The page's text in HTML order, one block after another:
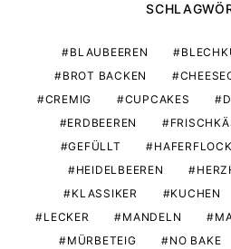
BLAUBEEREN
BROT BACKEN
CREMIG
CUPCAKES
ERDBEEREN
GEFÜLLT
HEIDELBEEREN
KLASSIKER
KUCHEN
LECKER
MANDELN
MÜRBETEIG
NO BAKE